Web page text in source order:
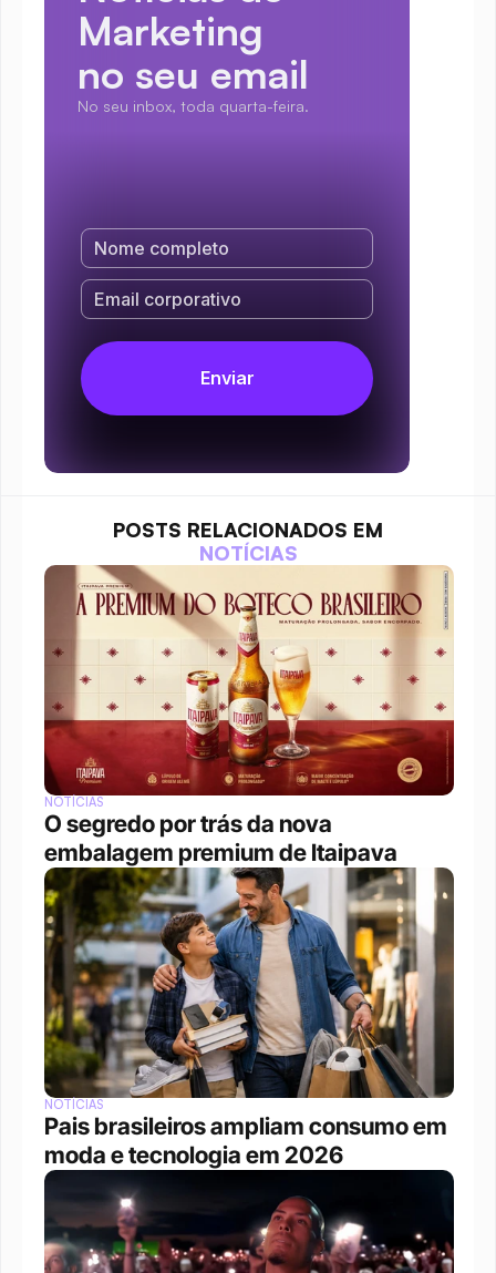
Marketing
no seu email
No seu inbox, toda quarta-feira.
POSTS RELACIONADOS EM
NOTÍCIAS
NOTÍCIAS
O segredo por trás da nova
embalagem premium de Itaipava
NOTÍCIAS
Pais brasileiros ampliam consumo em
moda e tecnologia em 2026